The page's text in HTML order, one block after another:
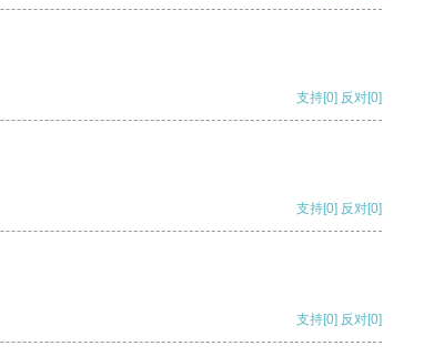
支持[0] 反对[0]
支持[0] 反对[0]
支持[0] 反对[0]